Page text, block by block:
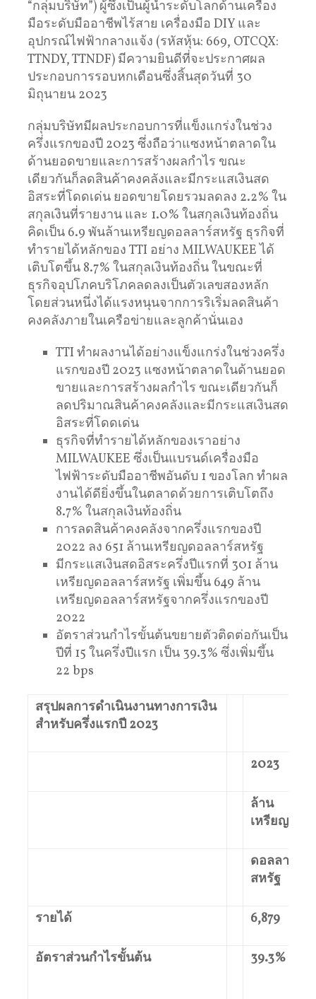
“กลุ่มบริษัท”) ผู้ซึ่งเป็นผู้นำระดับโลกด้านเครื่อง
มือระดับมืออาชีพไร้สาย เครื่องมือ DIY และ
อุปกรณ์ไฟฟ้ากลางแจ้ง (รหัสหุ้น: 669, OTCQX:
TTNDY, TTNDF) มีความยินดีที่จะประกาศผล
ประกอบการรอบหกเดือนซึ่งสิ้นสุดวันที่ 30
มิถุนายน 2023
กลุ่มบริษัทมีผลประกอบการที่แข็งแกร่งในช่วง
ครึ่งแรกของปี 2023 ซึ่งถือว่าแซงหน้าตลาดใน
ด้านยอดขายและการสร้างผลกำไร ขณะ
เดียวกันก็ลดสินค้าคงคลังและมีกระแสเงินสด
อิสระที่โดดเด่น ยอดขายโดยรวมลดลง 2.2% ใน
สกุลเงินที่รายงาน และ 1.0% ในสกุลเงินท้องถิ่น
คิดเป็น 6.9 พันล้านเหรียญดอลลาร์สหรัฐ ธุรกิจที่
ทำรายได้หลักของ TTI อย่าง MILWAUKEE ได้
เติบโตขึ้น 8.7% ในสกุลเงินท้องถิ่น ในขณะที่
ธุรกิจอุปโภคบริโภคลดลงเป็นตัวเลขสองหลัก
โดยส่วนหนึ่งได้แรงหนุนจากการริเริ่มลดสินค้า
คงคลังภายในเครือข่ายและลูกค้านั่นเอง
TTI ทำผลงานได้อย่างแข็งแกร่งในช่วงครึ่ง
แรกของปี 2023 แซงหน้าตลาดในด้านยอด
ขายและการสร้างผลกำไร ขณะเดียวกันก็
ลดปริมาณสินค้าคงคลังและมีกระแสเงินสด
อิสระที่โดดเด่น
ธุรกิจที่ทำรายได้หลักของเราอย่าง
MILWAUKEE ซึ่งเป็นแบรนด์เครื่องมือ
ไฟฟ้าระดับมืออาชีพอันดับ 1 ของโลก ทำผล
งานได้ดียิ่งขึ้นในตลาดด้วยการเติบโตถึง
8.7% ในสกุลเงินท้องถิ่น
การลดสินค้าคงคลังจากครึ่งแรกของปี
2022 ลง 651 ล้านเหรียญดอลลาร์สหรัฐ
มีกระแสเงินสดอิสระครึ่งปีแรกที่ 301 ล้าน
เหรียญดอลลาร์สหรัฐ เพิ่มขึ้น 649 ล้าน
เหรียญดอลลาร์สหรัฐจากครึ่งแรกของปี
2022
อัตราส่วนกำไรขั้นต้นขยายตัวติดต่อกันเป็น
ปีที่ 15 ในครึ่งปีแรก เป็น 39.3% ซึ่งเพิ่มขึ้น
22 bps
สรุปผลการดำเนินงานทางการเงิน
สำหรับครึ่งแรกปี 2023
2023
ล้าน
เหรียญ
ดอลลาร์
สหรัฐ
รายได้ 6,879
อัตราส่วนกำไรขั้นต้น 39.3%